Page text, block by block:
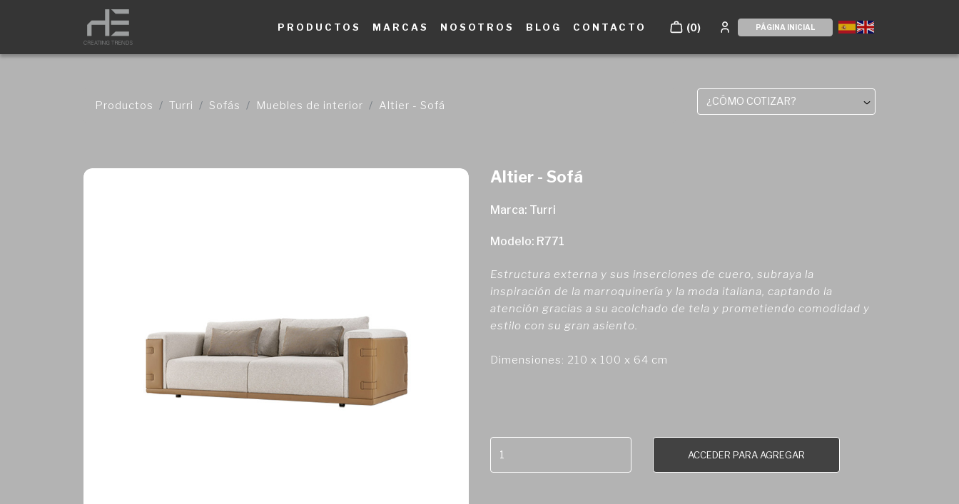
PRODUCTOS MARCAS NOSOTROS BLOG CONTACTO (0) PÁGINA INICIAL
Productos Turri Sofás Muebles de interior Altier - Sofá ¿CÓMO COTIZAR?
Altier - Sofá
Marca: Turri
Modelo: R771
Estructura externa y sus inserciones de cuero, subraya la
inspiración de la marroquinería y la moda italiana, captando la
atención gracias a su acolchado de tela y prometiendo comodidad y
estilo con su gran asiento.
Dimensiones: 210 x 100 x 64 cm
ACCEDER PARA AGREGAR